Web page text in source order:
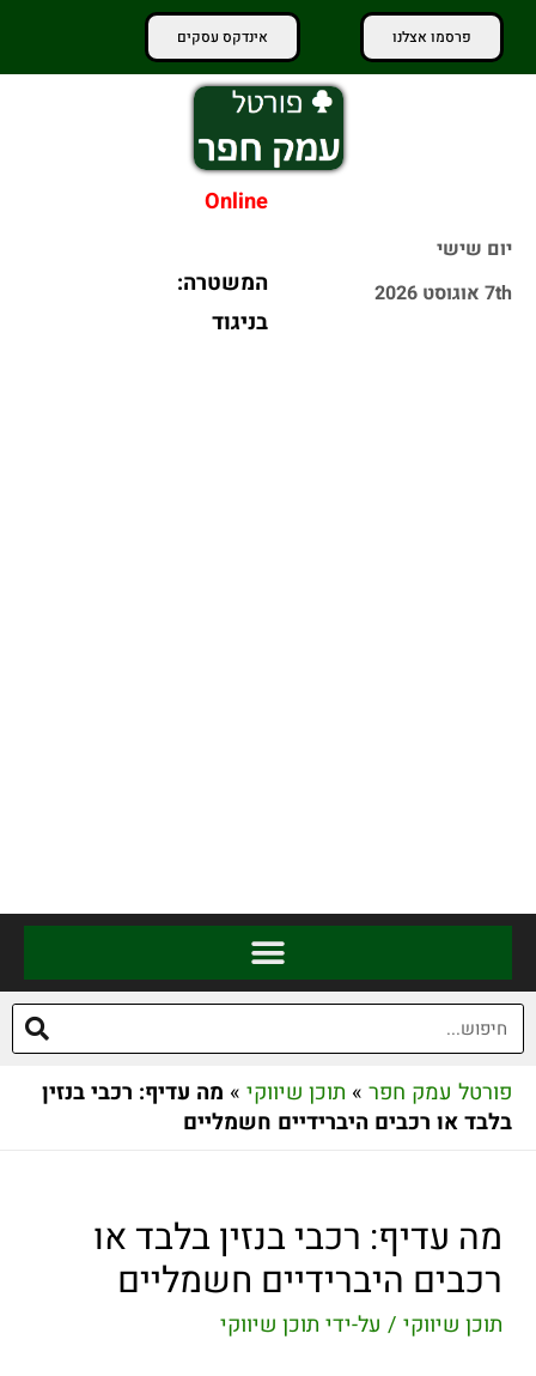
פרסמו אצלנו אינדקס עסקים
יום שישי
7th אוגוסט 2026
Online
גבר התנגש עם
רכבו בגדר
פורטל עמק חפר » תוכן שיווקי » מה עדיף: רכבי בנזין
בלבד או רכבים היברידיים חשמליים
מה עדיף: רכבי בנזין בלבד או
רכבים היברידיים חשמליים
תוכן שיווקי / על-ידי תוכן שיווקי